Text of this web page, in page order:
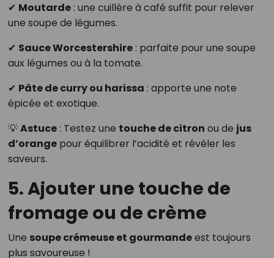
✔ Moutarde: une cuillère à café suffit pour relever
une soupe de légumes.
✔ Sauce Worcestershire: parfaite pour une soupe
aux légumes ou à la tomate.
✔ Pâte de curry ou harissa : apporte une note
épicée et exotique.
💡Astuce: Testez une touche de citron ou de jus
d’orangepour équilibrer l’acidité et révéler les
saveurs.
5. Ajouter une touche de
fromage ou de crème
Une soupe crémeuse et gourmandeest toujours
plus savoureuse !